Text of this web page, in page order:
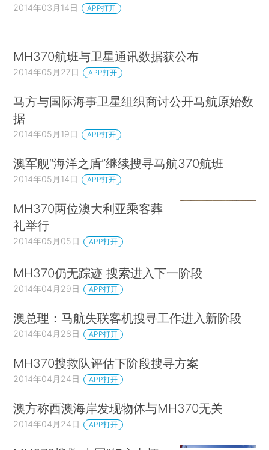
2014年03月14日 APP打开
MH370航班与卫星通讯数据获公布
2014年05月27日 APP打开
马方与国际海事卫星组织商讨公开马航原始数
据
2014年05月19日 APP打开
澳军舰“海洋之盾”继续搜寻马航370航班
2014年05月14日 APP打开
MH370两位澳大利亚乘客葬
礼举行
2014年05月05日 APP打开
MH370仍无踪迹 搜索进入下一阶段
2014年04月29日 APP打开
澳总理：马航失联客机搜寻工作进入新阶段
2014年04月28日 APP打开
MH370搜救队评估下阶段搜寻方案
2014年04月24日 APP打开
澳方称西澳海岸发现物体与MH370无关
2014年04月24日 APP打开